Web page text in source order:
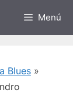
Menú
Blues »